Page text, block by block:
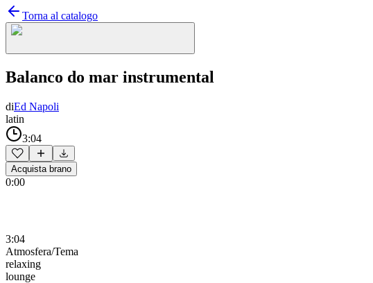
Torna al catalogo
Balanco do mar instrumental
diEd Napoli
latin
3:04
Acquista brano
0:00
3:04
Atmosfera/Tema
relaxing
lounge